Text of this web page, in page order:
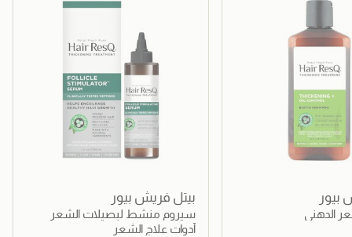
بيور
الدهني
بيتل فريش بيور
سيروم منشط لبصيلات الشعر
أدوات علاج الشعر